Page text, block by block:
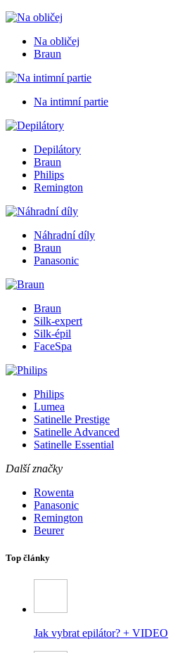
Na obličej
Braun
Na intimní partie
Depilátory
Braun
Philips
Remington
Náhradní díly
Braun
Panasonic
Braun
Silk-expert
Silk-épil
FaceSpa
Philips
Lumea
Satinelle Prestige
Satinelle Advanced
Satinelle Essential
Další značky
Rowenta
Panasonic
Remington
Beurer
Top články
Jak vybrat epilátor? + VIDEO